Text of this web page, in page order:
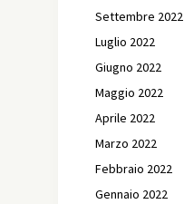
Settembre 2022
Luglio 2022
Giugno 2022
Maggio 2022
Aprile 2022
Marzo 2022
Febbraio 2022
Gennaio 2022